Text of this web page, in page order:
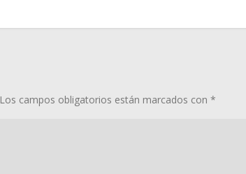
Los campos obligatorios están marcados con*